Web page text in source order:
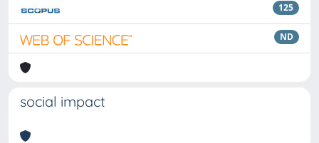
125
ND
social impact